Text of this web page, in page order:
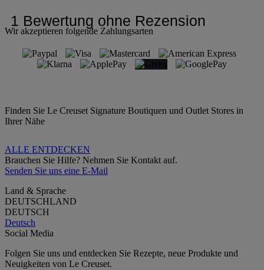
Wir akzeptieren folgende Zahlungsarten
Finden Sie Le Creuset Signature Boutiquen und Outlet Stores in
Ihrer Nähe
ALLE ENTDECKEN
Brauchen Sie Hilfe? Nehmen Sie Kontakt auf.
Senden Sie uns eine E-Mail
Land & Sprache
DEUTSCHLAND
DEUTSCH
Deutsch
Social Media
Folgen Sie uns und entdecken Sie Rezepte, neue Produkte und
Neuigkeiten von Le Creuset.